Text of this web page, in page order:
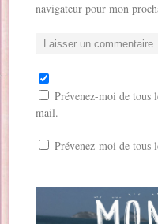
navigateur pour mon
Prévenez-moi de tous
mail.
Prévenez-moi de tous